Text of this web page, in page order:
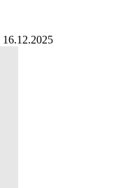
16.12.2025